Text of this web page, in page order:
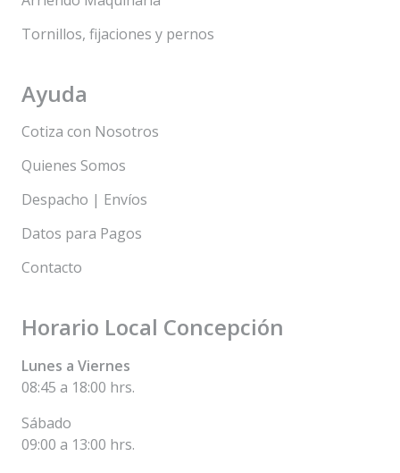
Tornillos, fijaciones y pernos
Ayuda
Cotiza con Nosotros
Quienes Somos
Despacho | Envíos
Datos para Pagos
Contacto
Horario Local Concepción
Lunes a Viernes
08:45 a 18:00 hrs.
Sábado
09:00 a 13:00 hrs.